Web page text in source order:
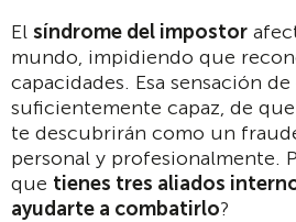
El síndrome del impostor
mundo, impidiendo que
capacidades. Esa sensación
suficientemente capaz, de
te descubrirán como un
personal y profesionalmente.
que tienes tres aliados
ayudarte a combatirlo?